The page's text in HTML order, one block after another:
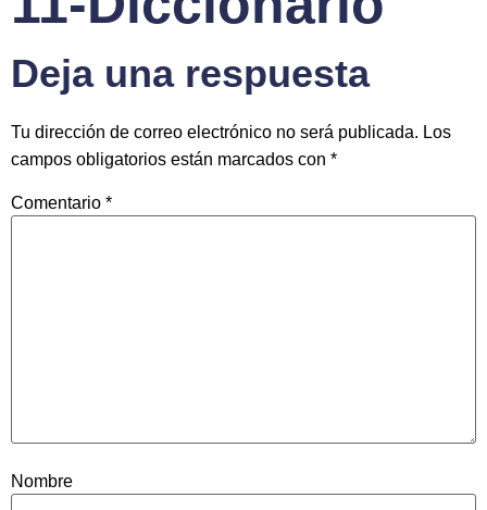
Deja una respuesta
Tu dirección de correo electrónico no será publicada. Los
campos obligatorios están marcados con *
Comentario *
Nombre